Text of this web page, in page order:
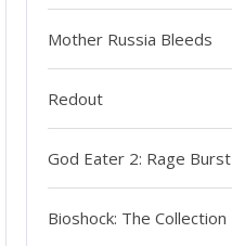
Mother Russia Bleeds
Redout
God Eater 2: Rage Burst
Bioshock: The Collection